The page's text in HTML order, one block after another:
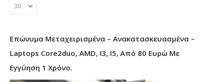
Επώνυμα Μεταχειρισμένα – Ανακατασκευασμένα –
Laptops Core2duo, AMD, I3, I5, Από 80 Ευρώ Με
Εγγύηση 1 Χρόνο.